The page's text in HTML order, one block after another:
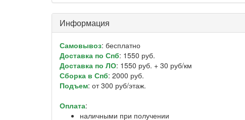
Информация
Самовывоз: бесплатно
Доставка по Спб: 1550 руб.
Доставка по ЛО: 1550 руб. + 30 руб/км
Сборка в Спб: 2000 руб.
Подъем: от 300 руб/этаж.
Оплата:
наличными при получении